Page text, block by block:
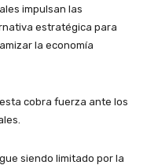
impulsan las
estratégica para
la economía
cobra fuerza ante los
siendo limitado por la